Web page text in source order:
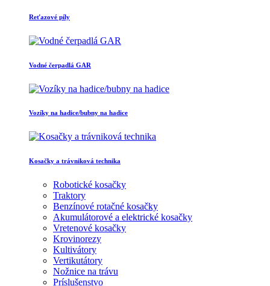
Reťazové píly
Vodné čerpadlá GAR
Vozíky na hadice/bubny na hadice
Kosačky a trávniková technika
Robotické kosačky
Traktory
Benzínové rotačné kosačky
Akumulátorové a elektrické kosačky
Vretenové kosačky
Krovinorezy
Kultivátory
Vertikutátory
Nožnice na trávu
Príslušenstvo